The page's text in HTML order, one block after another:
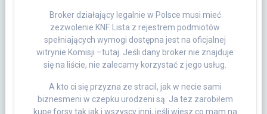
Broker działający legalnie w Polsce musi mieć
zezwolenie KNF. Lista z rejestrem podmiotów
spełniających wymogi dostępna jest na oficjalnej
witrynie Komisji –tutaj. Jeśli dany broker nie znajduje
się na liście, nie zalecamy korzystać z jego usług.
A kto ci się przyzna ze stracil, jak w necie sami
biznesmeni w czepku urodzeni są. Ja tez zarobiłem
kupę forsy tak jak i wszyscy inni, jeśli wiesz co mam na